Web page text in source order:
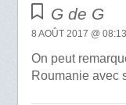
G de G
8 AOÛT 2017 @ 08:13
On peut
Roumanie avec